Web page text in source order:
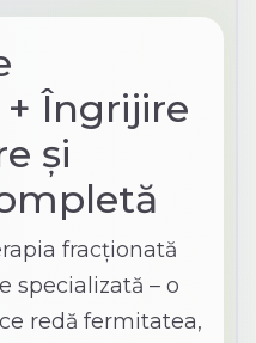
Îngrijire
și
fracţionată
specializată – o
redă fermitatea,